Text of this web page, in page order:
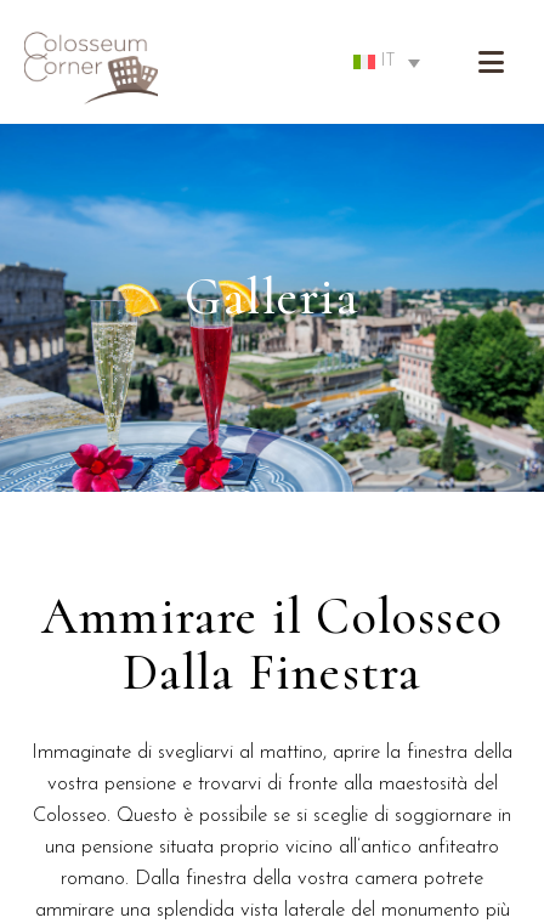
IT
Galleria
Ammirare il Colosseo
Dalla Finestra
Immaginate di svegliarvi al mattino, aprire la finestra della
vostra pensione e trovarvi di fronte alla maestosità del
Colosseo. Questo è possibile se si sceglie di soggiornare in
una pensione situata proprio vicino all’antico anfiteatro
romano. Dalla finestra della vostra camera potrete
ammirare una splendida vista laterale del monumento più